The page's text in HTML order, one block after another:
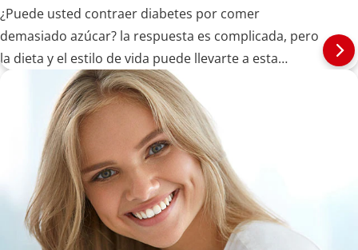
¿Puede usted contraer diabetes por comer
demasiado azúcar? la respuesta es complicada, pero
la dieta y el estilo de vida puede llevarte a esta
enfermedad. Aprende más aquí.